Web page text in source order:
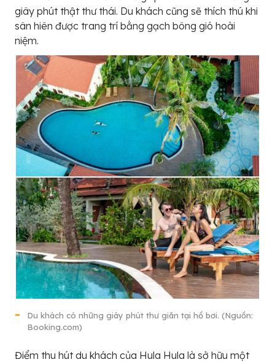
giây phút thật thư thái. Du khách cũng sẽ thích thú khi
sân hiên được trang trí bằng gạch bông gió hoài
niệm.
Du khách có những giây phút thư giãn tại hồ bơi. (Nguồn:
Booking.com)
Điểm thu hút du khách của Hula Hula là sở hữu một